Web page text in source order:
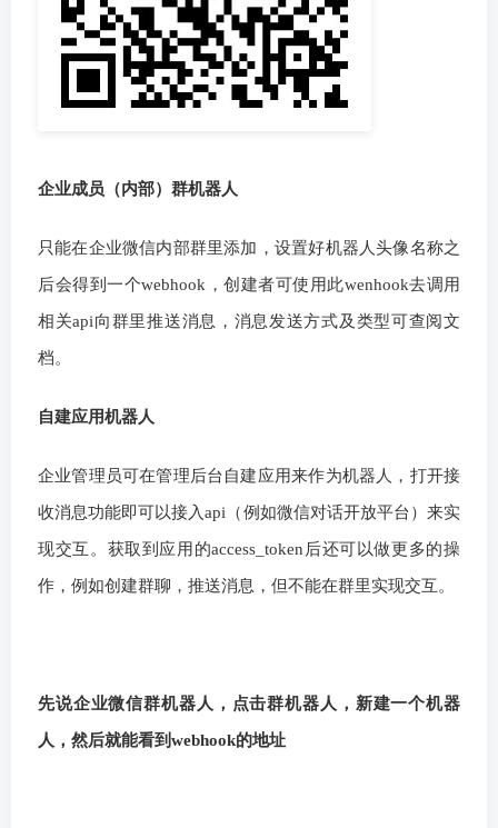
企业成员（内部）群机器人
只能在企业微信内部群里添加，设置好机器人头像名称之
后会得到一个webhook，创建者可使用此wenhook去调用
相关api向群里推送消息，消息发送方式及类型可查阅文
档。
自建应用机器人
企业管理员可在管理后台自建应用来作为机器人，打开接
收消息功能即可以接入api（例如微信对话开放平台）来实
现交互。获取到应用的access_token后还可以做更多的操
作，例如创建群聊，推送消息，但不能在群里实现交互。
先说企业微信群机器人，点击群机器人，新建一个机器
人，然后就能看到webhook的地址